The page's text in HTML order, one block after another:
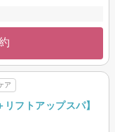
ア
フトアップスパ】